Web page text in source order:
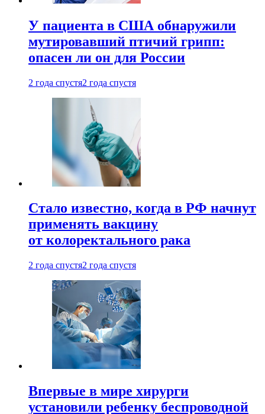
У пациента в США обнаружили
мутировавший птичий грипп:
опасен ли он для России
2 года спустя2 года спустя
Стало известно, когда в РФ начнут
применять вакцину
от колоректального рака
2 года спустя2 года спустя
Впервые в мире хирурги
установили ребенку беспроводной